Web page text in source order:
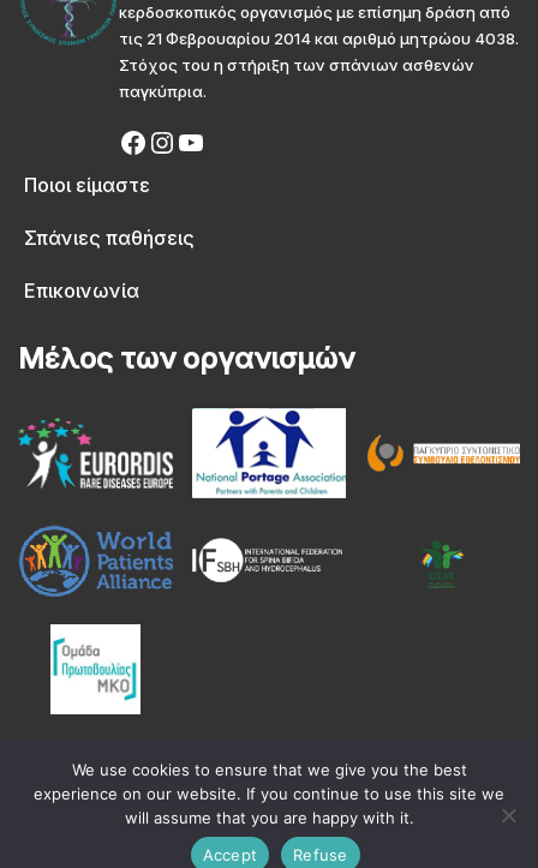
κερδοσκοπικός οργανισμός με επίσημη δράση από
τις 21 Φεβρουαρίου 2014 και αριθμό μητρώου 4038.
Στόχος του η στήριξη των σπάνιων ασθενών
παγκύπρια.
Ποιοι είμαστε
Σπάνιες παθήσεις
Επικοινωνία
Μέλος των οργανισμών
All Rights Reserved
We use cookies to ensure that we give you the best
experience on our website. If you continue to use this site we
will assume that you are happy with it.
Accept
Refuse